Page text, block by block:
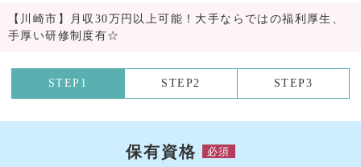
【川崎市】月収30万円以上可能！大手ならではの福利厚生、
手厚い研修制度有☆
STEP1 STEP2 STEP3
保有資格 必須